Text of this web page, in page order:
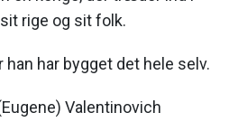
rige og sit folk.
han har bygget det hele selv.
Valentinovich